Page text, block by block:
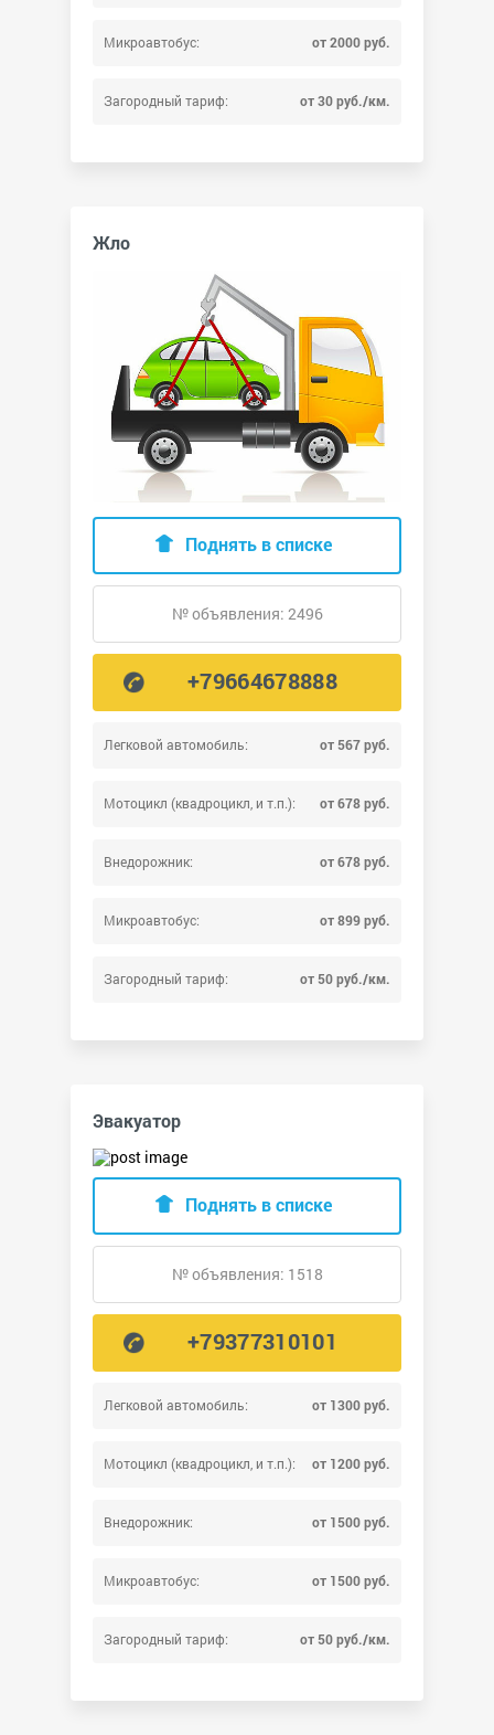
Микроавтобус: от 2000 руб.
Загородный тариф: от 30 руб./км.
Жло
Легковой автомобиль: от 567 руб.
Мотоцикл (квадроцикл, и т.п.): от 678 руб.
Внедорожник: от 678 руб.
Микроавтобус: от 899 руб.
Загородный тариф: от 50 руб./км.
Поднять в списке
№ объявления: 2496
+79664678888
Эвакуатор
Легковой автомобиль: от 1300 руб.
Мотоцикл (квадроцикл, и т.п.): от 1200 руб.
Внедорожник: от 1500 руб.
Микроавтобус: от 1500 руб.
Загородный тариф: от 50 руб./км.
Поднять в списке
№ объявления: 1518
+79377310101